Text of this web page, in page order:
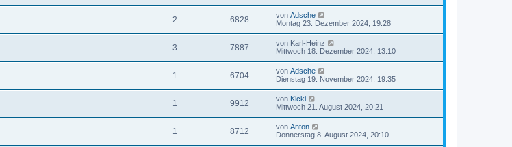
2 6828 von Adsche
Montag 23. Dezember 2024, 19:28
3 7887 von Karl-Heinz
Mittwoch 18. Dezember 2024, 13:10
1 6704 von Adsche
Dienstag 19. November 2024, 19:35
1 9912 von Kicki
Mittwoch 21. August 2024, 20:21
1 8712 von Anton
Donnerstag 8. August 2024, 20:10